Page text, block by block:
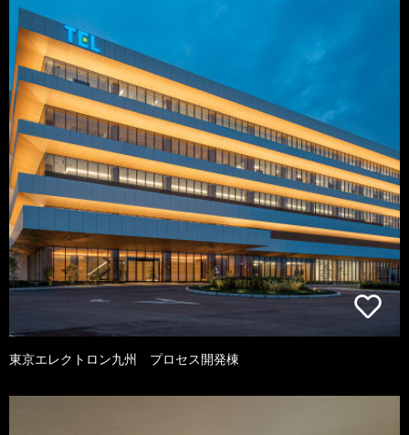
東京エレクトロン九州 プロセス開発棟